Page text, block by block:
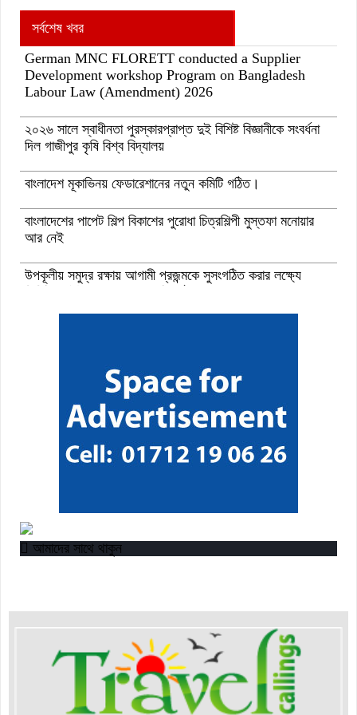
সর্বশেষ খবর
German MNC FLORETT conducted a Supplier
Development workshop Program on Bangladesh
Labour Law (Amendment) 2026
২০২৬ সালে স্বাধীনতা পুরস্কারপ্রাপ্ত দুই বিশিষ্ট বিজ্ঞানীকে সংবর্ধনা
দিল গাজীপুর কৃষি বিশ্ব বিদ্যালয়
বাংলাদেশ মূকাভিনয় ফেডারেশানের নতুন কমিটি গঠিত।
বাংলাদেশের পাপেট শিল্প বিকাশের পুরোধা চিত্রশিল্পী মুস্তফা মনোয়ার
আর নেই
উপকূলীয় সমুদ্র রক্ষায় আগামী প্রজন্মকে সুসংগঠিত করার লক্ষ্যে
আমাদের সাথে থাকুন